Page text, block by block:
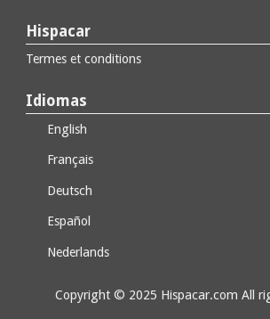
Hispacar
Termes et conditions
Idiomas
English
Français
Deutsch
Español
Nederlands
Copyright © 2025 Hispacar.com All